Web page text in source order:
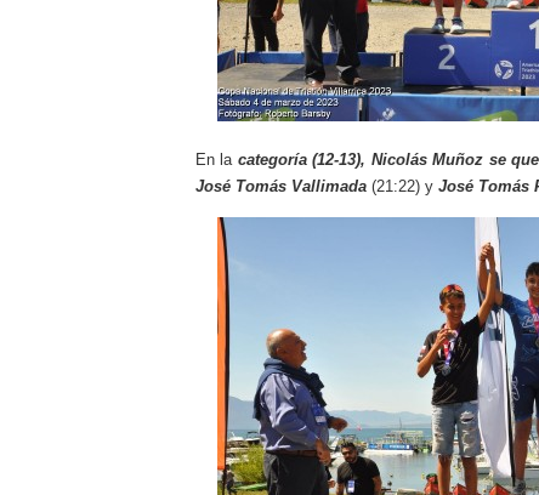
En la categoría (12-13), Nicolás Muñoz se
José Tomás Vallimada (21:22) y José Tomás